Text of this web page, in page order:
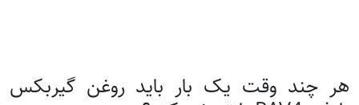
هر چند وقت یک بار باید روغن گیربکس